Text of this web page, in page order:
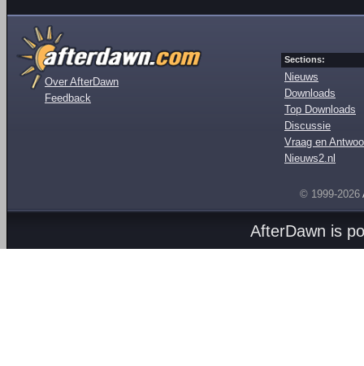
Over AfterDawn
Feedback
Sections:
Nieuws
Downloads
Top Downloads
Discussie
Vraag en
Nieuws2.nl
© 1999-2026
AfterDawn is